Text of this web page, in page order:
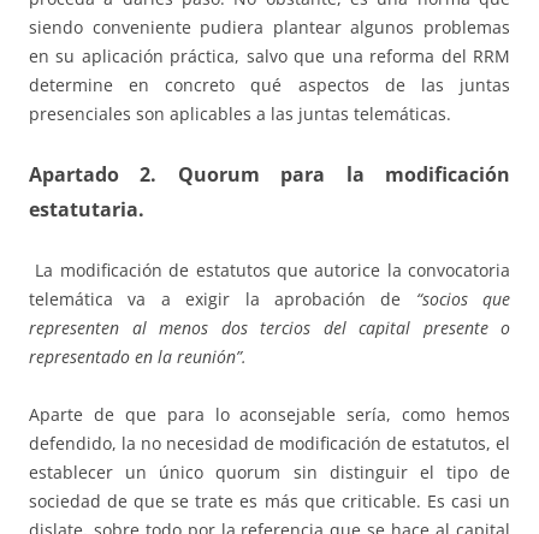
siendo conveniente pudiera plantear algunos problemas
en su aplicación práctica, salvo que una reforma del RRM
determine en concreto qué aspectos de las juntas
presenciales son aplicables a las juntas telemáticas.
Apartado 2. Quorum para la modificación
estatutaria.
La modificación de estatutos que autorice la convocatoria
telemática va a exigir la aprobación de “socios que
representen al menos dos tercios del capital presente o
representado en la reunión”.
Aparte de que para lo aconsejable sería, como hemos
defendido, la no necesidad de modificación de estatutos, el
establecer un único quorum sin distinguir el tipo de
sociedad de que se trate es más que criticable. Es casi un